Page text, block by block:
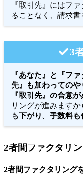
『取引先』にはフ
ることなく、請求書
3
『あなた』と『フ
先』も加わってのや
『取引先』の合意が
リングが進みますか
も下がり
手数料も
2者間ファクタリ
2者間ファクタリング